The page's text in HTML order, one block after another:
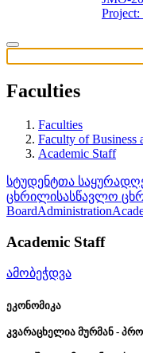
Faculties
Faculties
Faculty of Business
Academic Staff
სტუდენტთა
ცხრილისასწავლო
BoardAdministration
Academic Staff
ამობეჭდვა
ეკონომიკა
კვარაცხელია მურმან -